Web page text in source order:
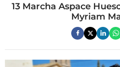
13 Marcha Aspace
Myriam